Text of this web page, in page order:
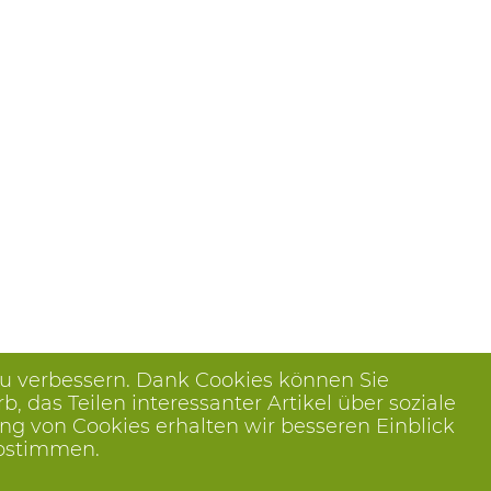
verbessern. Dank Cookies können Sie
das Teilen interessanter Artikel über soziale
von Cookies erhalten wir besseren Einblick